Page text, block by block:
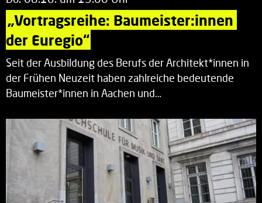
„Vortragsreihe: Baumeister:innen
der Euregio“
Seit der Ausbildung des Berufs der Architekt*innen in
der Frühen Neuzeit haben zahlreiche bedeutende
Baumeister*innen in Aachen und…